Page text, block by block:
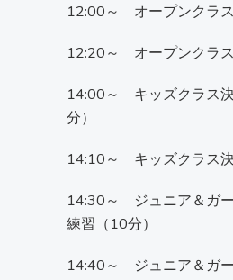
12:00～ オープンクラス
12:20～ オープンクラ
14:00～ キッズクラス
分）
14:10～ キッズクラス
14:30～ ジュニア＆ガ
練習（10分）
14:40～ ジュニア＆ガ